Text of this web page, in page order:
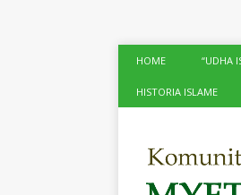
HOME “UDHA
HISTORIA ISLAME